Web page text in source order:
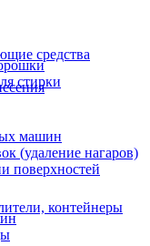
стирки
средства
машин
(удаление нагаров)
поверхностей
контейнеры